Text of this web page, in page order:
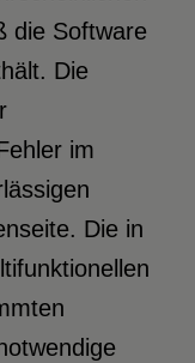
die Software
Die
im
Die in